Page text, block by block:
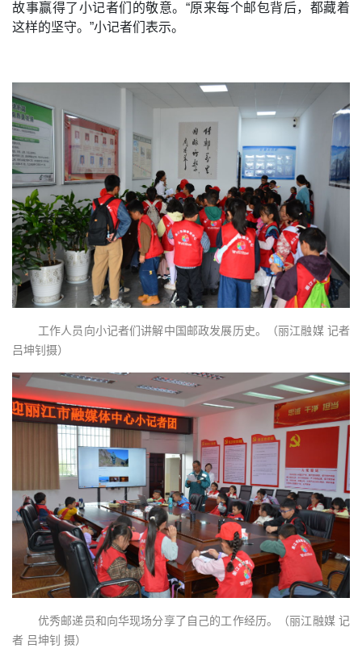
故事赢得了小记者们的敬意。“原来每个邮包背后，都藏着
这样的坚守。”小记者们表示。
工作人员向小记者们讲解中国邮政发展历史。（丽江融媒 记者
吕坤钊摄）
优秀邮递员和向华现场分享了自己的工作经历。（丽江融媒 记
者 吕坤钊 摄）